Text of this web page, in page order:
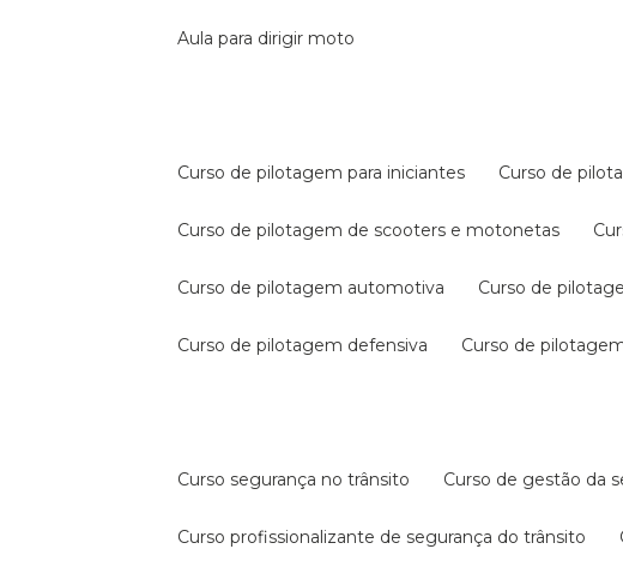
aula para dirigir moto
curso de pilotagem para iniciantes curso de
curso de pilotagem de scooters e motonetas
curso de pilotagem automotiva curso de
curso de pilotagem defensiva curso de
curso segurança no trânsito curso de gestão da
curso profissionalizante de segurança do trânsito